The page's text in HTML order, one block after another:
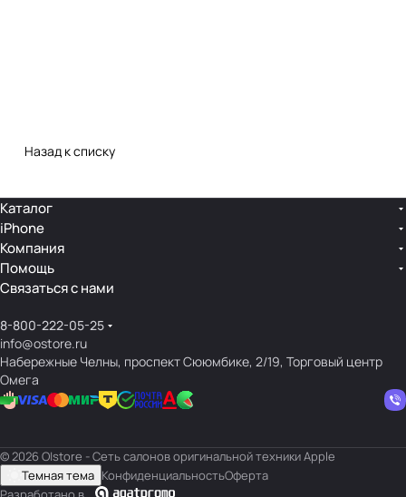
Назад к списку
Каталог
iPhone
Компания
Помощь
Связаться с нами
8-800-222-05-25
info@ostore.ru
Набережные Челны, проспект Сююмбике, 2/19, Торговый центр
Омега
© 2026 O|store - Сеть салонов оригинальной техники Apple
Темная тема КонфиденциальностьОферта